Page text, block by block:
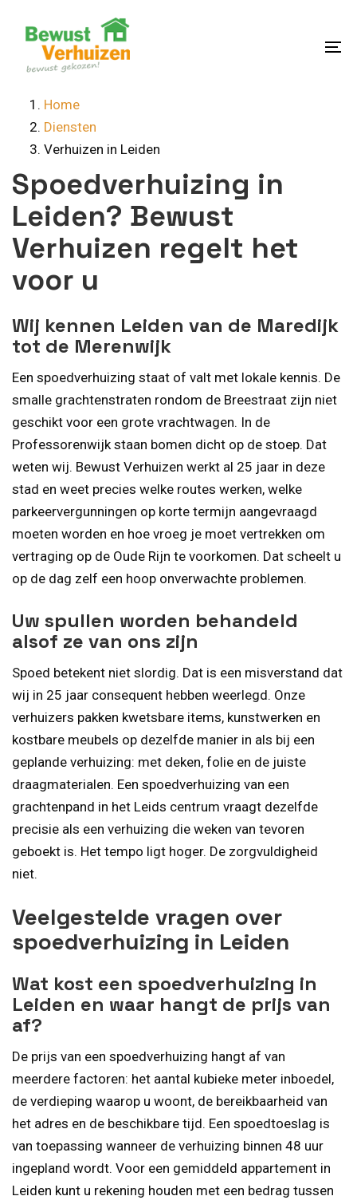
content
Home
Diensten
Verhuizen in Leiden
Spoedverhuizing in
Leiden? Bewust
Verhuizen regelt het
voor u
Wij kennen Leiden van de Maredijk
tot de Merenwijk
Een spoedverhuizing staat of valt met lokale kennis. De
smalle grachtenstraten rondom de Breestraat zijn niet
geschikt voor een grote vrachtwagen. In de
Professorenwijk staan bomen dicht op de stoep. Dat
weten wij. Bewust Verhuizen werkt al 25 jaar in deze
stad en weet precies welke routes werken, welke
parkeervergunningen op korte termijn aangevraagd
moeten worden en hoe vroeg je moet vertrekken om
vertraging op de Oude Rijn te voorkomen. Dat scheelt u
op de dag zelf een hoop onverwachte problemen.
Uw spullen worden behandeld
alsof ze van ons zijn
Spoed betekent niet slordig. Dat is een misverstand dat
wij in 25 jaar consequent hebben weerlegd. Onze
verhuizers pakken kwetsbare items, kunstwerken en
kostbare meubels op dezelfde manier in als bij een
geplande verhuizing: met deken, folie en de juiste
draagmaterialen. Een spoedverhuizing van een
grachtenpand in het Leids centrum vraagt dezelfde
precisie als een verhuizing die weken van tevoren
geboekt is. Het tempo ligt hoger. De zorgvuldigheid
niet.
Veelgestelde vragen over
spoedverhuizing in Leiden
Wat kost een spoedverhuizing in
Leiden en waar hangt de prijs van
af?
De prijs van een spoedverhuizing hangt af van
meerdere factoren: het aantal kubieke meter inboedel,
de verdieping waarop u woont, de bereikbaarheid van
het adres en de beschikbare tijd. Een spoedtoeslag is
van toepassing wanneer de verhuizing binnen 48 uur
ingepland wordt. Voor een gemiddeld appartement in
Leiden kunt u rekening houden met een bedrag tussen